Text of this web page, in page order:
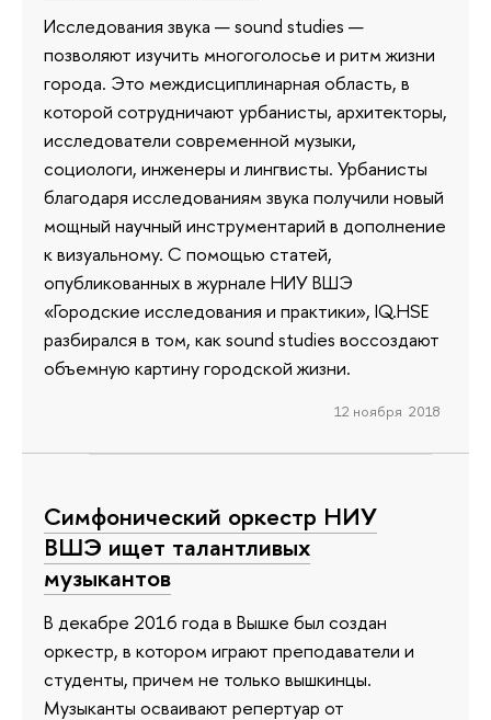
Исследования звука — sound studies —
позволяют изучить многоголосье и ритм жизни
города. Это междисциплинарная область, в
которой сотрудничают урбанисты, архитекторы,
исследователи современной музыки,
социологи, инженеры и лингвисты. Урбанисты
благодаря исследованиям звука получили новый
мощный научный инструментарий в дополнение
к визуальному. С помощью статей,
опубликованных в журнале НИУ ВШЭ
«Городские исследования и практики», IQ.HSE
разбирался в том, как sound studies воссоздают
объемную картину городской жизни.
12 ноября 2018
Симфонический оркестр НИУ
ВШЭ ищет талантливых
музыкантов
В декабре 2016 года в Вышке был создан
оркестр, в котором играют преподаватели и
студенты, причем не только вышкинцы.
Музыканты осваивают репертуар от